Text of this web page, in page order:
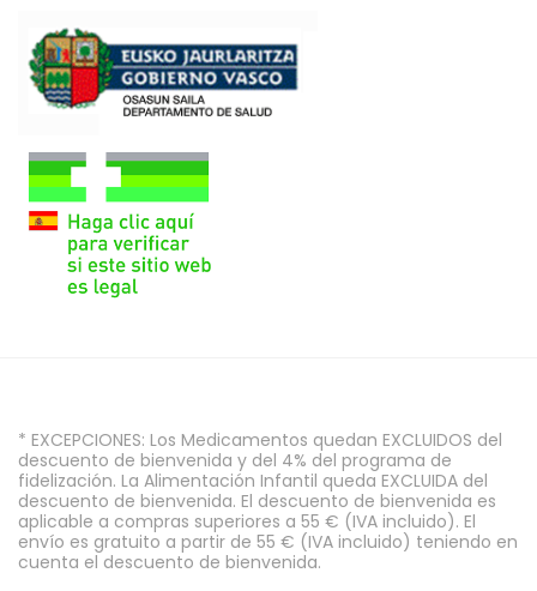
* EXCEPCIONES: Los Medicamentos quedan EXCLUIDOS del
descuento de bienvenida y del 4% del programa de
fidelización. La Alimentación Infantil queda EXCLUIDA del
descuento de bienvenida. El descuento de bienvenida es
aplicable a compras superiores a 55 € (IVA incluido). El
envío es gratuito a partir de 55 € (IVA incluido) teniendo en
cuenta el descuento de bienvenida.